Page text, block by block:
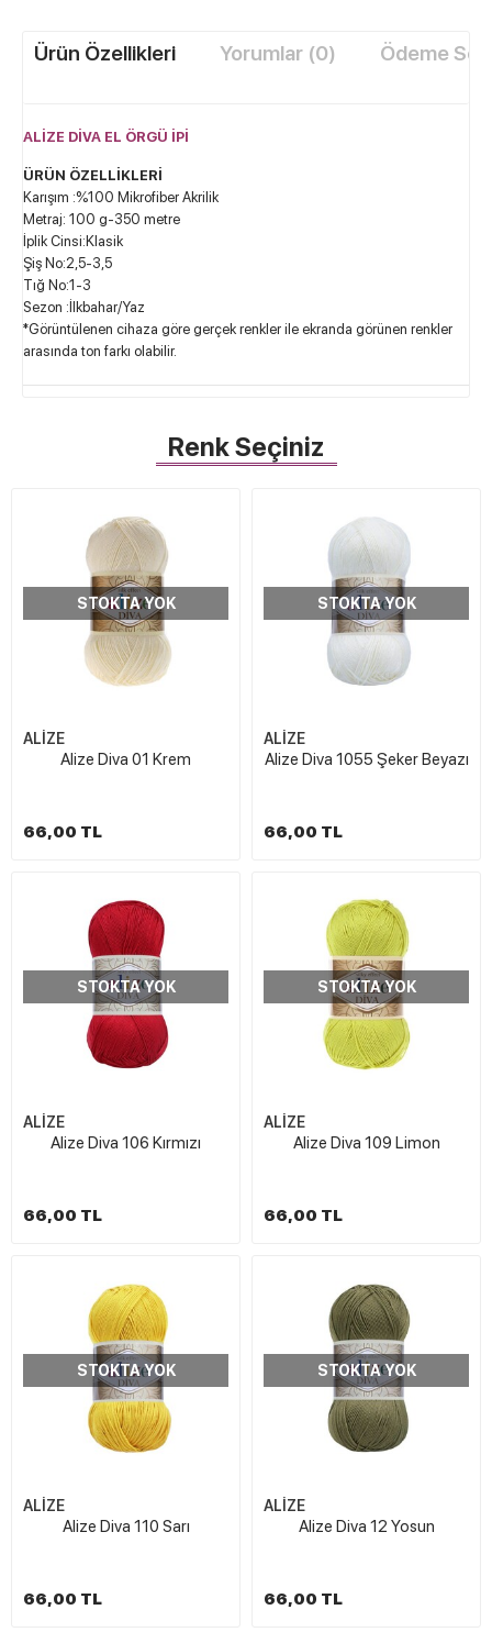
Ürün Özellikleri Yorumlar (0) Ödeme
ALİZE DİVA EL ÖRGÜ İPİ
ÜRÜN ÖZELLİKLERİ
Karışım :%100 Mikrofiber Akrilik
Metraj: 100 g-350 metre
İplik Cinsi:Klasik
Şiş No:2,5-3,5
Tığ No:1-3
Sezon :İlkbahar/Yaz
*Görüntülenen cihaza göre gerçek renkler ile ekranda görünen renkler
arasında ton farkı olabilir.
Renk Seçiniz
STOKTA YOK
ALİZE
Alize Diva 01 Krem
66,00 TL
STOKTA YOK
ALİZE
Alize Diva 1055 Şeker Beyazı
66,00 TL
STOKTA YOK
ALİZE
Alize Diva 106 Kırmızı
66,00 TL
STOKTA YOK
ALİZE
Alize Diva 109 Limon
66,00 TL
STOKTA YOK
ALİZE
Alize Diva 110 Sarı
66,00 TL
STOKTA YOK
ALİZE
Alize Diva 12 Yosun
66,00 TL